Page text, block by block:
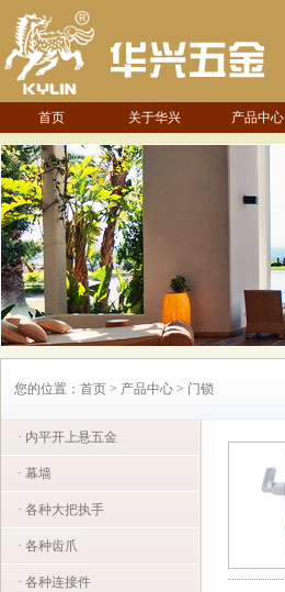
首页 关于华兴 产品中心
您的位置：首页 > 产品中心 > 门锁
· 内平开上悬五金
· 幕墙
· 各种大把执手
· 各种齿爪
· 各种连接件